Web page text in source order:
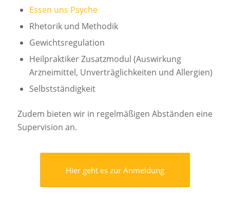
Essen uns Psyche
Rhetorik und Methodik
Gewichtsregulation
Heilpraktiker Zusatzmodul (Auswirkung
Arzneimittel, Unverträglichkeiten und Allergien)
Selbstständigkeit
Zudem bieten wir in regelmäßigen Abständen eine
Supervision an.
Hier geht es zur Anmeldung